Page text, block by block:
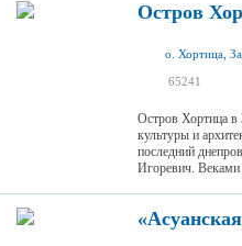
Остров
о. Хортица,
65241
Остров Хортица в
культуры и
последний
Игоревич.